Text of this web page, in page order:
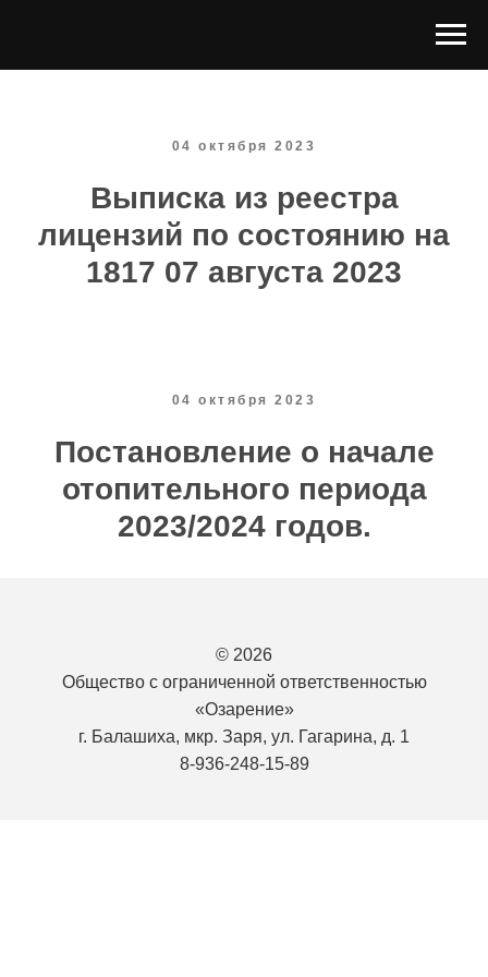
04 октября 2023
Выписка из реестра
лицензий по состоянию на
1817 07 августа 2023
04 октября 2023
Постановление о начале
отопительного периода
2023/2024 годов.
© 2026
Общество с ограниченной ответственностью
«Озарение»
г. Балашиха, мкр. Заря, ул. Гагарина, д. 1
8-936-248-15-89